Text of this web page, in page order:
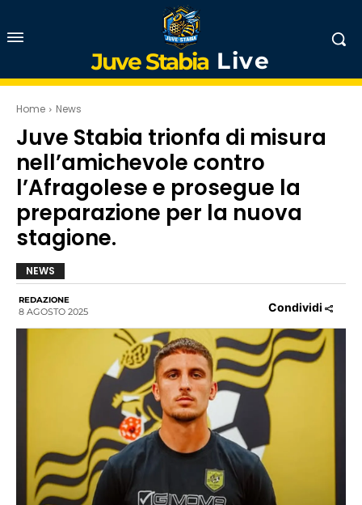
Juve Stabia Live
Home News
Juve Stabia trionfa di misura
nell’amichevole contro
l’Afragolese e prosegue la
preparazione per la nuova
stagione.
NEWS
REDAZIONE
8 AGOSTO 2025 Condividi